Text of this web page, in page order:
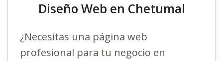
Diseño Web en Chetumal
¿Necesitas una página web
profesional para tu negocio en